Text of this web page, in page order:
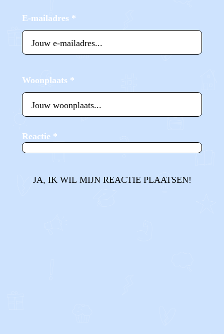
E-mailadres *
Woonplaats *
Reactie *
JA, IK WIL MIJN REACTIE PLAATSEN!